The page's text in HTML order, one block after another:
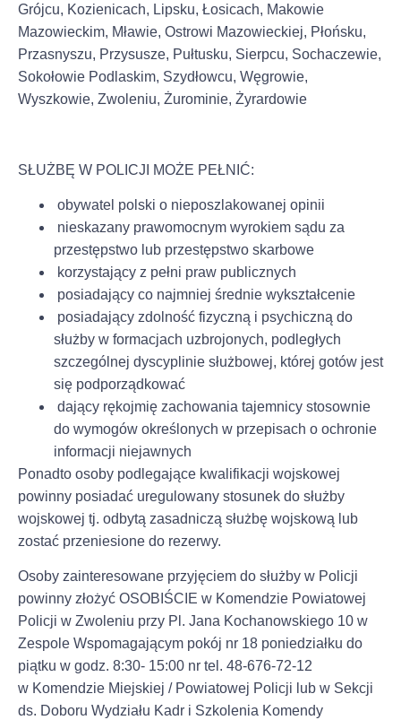
Grójcu, Kozienicach, Lipsku, Łosicach, Makowie
Mazowieckim, Mławie, Ostrowi Mazowieckiej, Płońsku,
Przasnyszu, Przysusze, Pułtusku, Sierpcu, Sochaczewie,
Sokołowie Podlaskim, Szydłowcu, Węgrowie,
Wyszkowie, Zwoleniu, Żurominie, Żyrardowie
SŁUŻBĘ W POLICJI MOŻE PEŁNIĆ:
obywatel polski o nieposzlakowanej opinii
nieskazany prawomocnym wyrokiem sądu za
przestępstwo lub przestępstwo skarbowe
korzystający z pełni praw publicznych
posiadający co najmniej średnie wykształcenie
posiadający zdolność fizyczną i psychiczną do
służby w formacjach uzbrojonych, podległych
szczególnej dyscyplinie służbowej, której gotów jest
się podporządkować
dający rękojmię zachowania tajemnicy stosownie
do wymogów określonych w przepisach o ochronie
informacji niejawnych
Ponadto osoby podlegające kwalifikacji wojskowej
powinny posiadać uregulowany stosunek do służby
wojskowej tj. odbytą zasadniczą służbę wojskową lub
zostać przeniesione do rezerwy.
Osoby zainteresowane przyjęciem do służby w Policji
powinny złożyć OSOBIŚCIE w Komendzie Powiatowej
Policji w Zwoleniu przy Pl. Jana Kochanowskiego 10 w
Zespole Wspomagającym pokój nr 18 poniedziałku do
piątku w godz. 8:30- 15:00 nr tel. 48-676-72-12
w Komendzie Miejskiej / Powiatowej Policji lub w Sekcji
ds. Doboru Wydziału Kadr i Szkolenia Komendy